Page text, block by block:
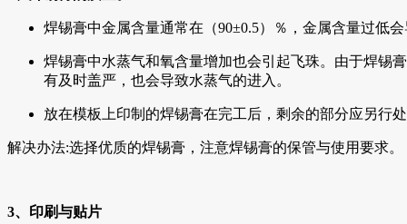
焊锡膏中金属含量通常在（90±0.5）％，金属含量过低
焊锡膏中水蒸气和氧含量增加也会引起飞珠。由于焊锡
有及时盖严，也会导致水蒸气的进入。
放在模板上印制的焊锡膏在完工后，剩余的部分应另行
解决办法:选择优质的焊锡膏，注意焊锡膏的保管与使用要求。
3、印刷与贴片